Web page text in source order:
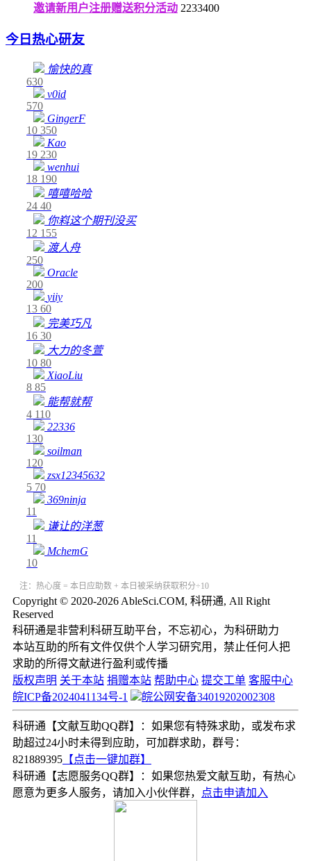
邀请新用户注册赠送积分活动 2233400
今日热心研友
愉快的真
630
v0id
570
GingerF
10 350
Kao
19 230
wenhui
18 190
嘻嘻哈哈
24 40
你嵙这个期刊没买
12 155
渡人舟
250
Oracle
200
yiiy
13 60
完美巧凡
16 30
大力的冬萱
10 80
XiaoLiu
8 85
能帮就帮
4 110
22336
130
soilman
120
zsx12345632
5 70
369ninja
11
谦让的洋葱
11
MchemG
10
注：热心度 = 本日应助数 + 本日被采纳获取积分÷10
Copyright © 2020-2026 AbleSci.COM, 科研通, All Right
Reserved
科研通是非营利科研互助平台，不忘初心，为科研助力
本站互助的所有文件仅供个人学习研究用，禁止任何人把
求助的所得文献进行盈利或传播
版权声明 关于本站 捐赠本站 帮助中心 提交工单 客服中心
皖ICP备2024041134号-1
皖公网安备34019202002308
科研通【文献互助QQ群】：如果您有特殊求助，或发布求
助超过24小时未得到应助，可加群求助，群号：
821889395 【点击一键加群】
科研通【志愿服务QQ群】：如果您热爱文献互助，有热心
愿意为更多人服务，请加入小伙伴群，
点击申请加入